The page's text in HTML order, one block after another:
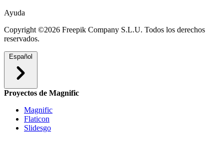
Ayuda
Copyright ©2026 Freepik Company S.L.U. Todos los derechos
reservados.
Español
Proyectos de Magnific
Magnific
Flaticon
Slidesgo